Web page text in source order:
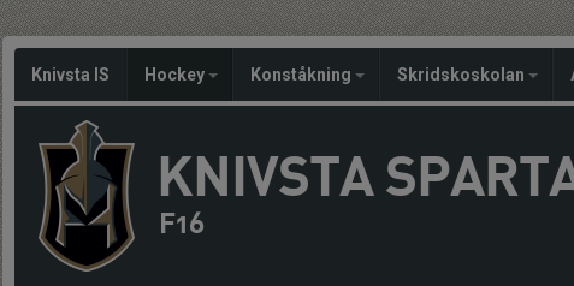
Knivsta IS Hockey Konståkning Skridskoskolan
KNIVSTA
F16